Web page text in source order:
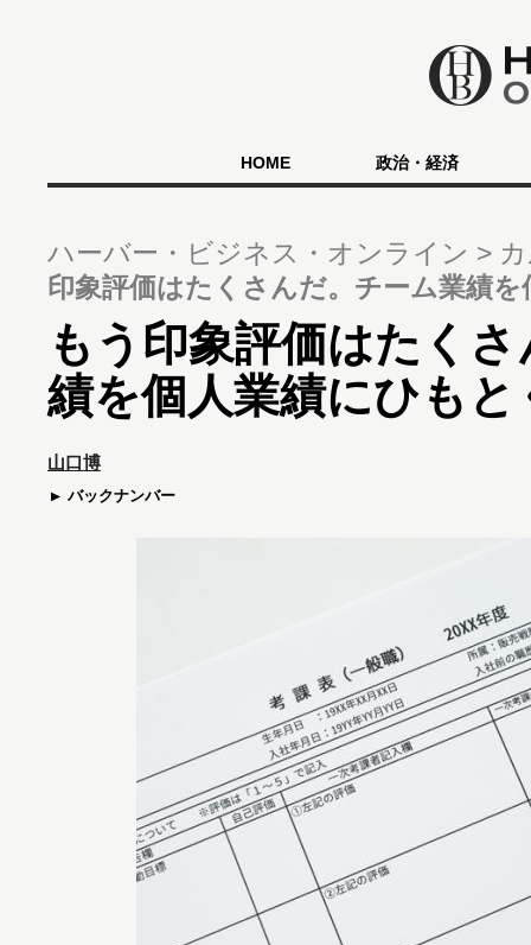
HOME 政治・経済
ハーバー・ビジネス・オンライン
印象評価はたくさんだ。チーム業績
もう印象評価はたく
績を個人業績にひもと
山口博
バックナンバー